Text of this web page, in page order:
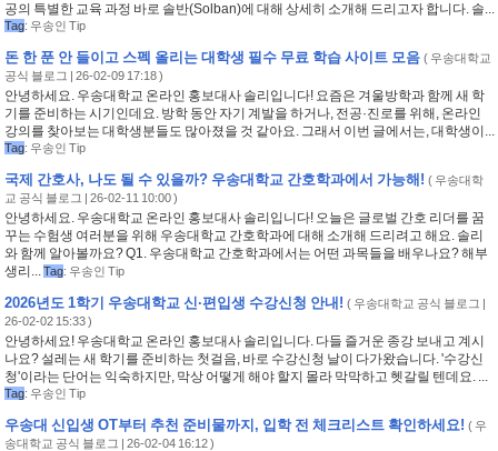
공의 특별한 교육 과정 바로 솔반(Solban)에 대해 상세히 소개해 드리고자 합니다. 솔...
Tag: 우송인 Tip
돈 한 푼 안 들이고 스펙 올리는 대학생 필수 무료 학습 사이트 모음 ( 우송대학교
공식 블로그 | 26-02-09 17:18 )
안녕하세요. 우송대학교 온라인 홍보대사 솔리입니다! 요즘은 겨울방학과 함께 새 학
기를 준비하는 시기인데요. 방학 동안 자기 계발을 하거나, 전공·진로를 위해, 온라인
강의를 찾아보는 대학생분들도 많아졌을 것 같아요. 그래서 이번 글에서는, 대학생이...
Tag: 우송인 Tip
국제 간호사, 나도 될 수 있을까? 우송대학교 간호학과에서 가능해! ( 우송대학
교 공식 블로그 | 26-02-11 10:00 )
안녕하세요. 우송대학교 온라인 홍보대사 솔리입니다! 오늘은 글로벌 간호 리더를 꿈
꾸는 수험생 여러분을 위해 우송대학교 간호학과에 대해 소개해 드리려고 해요. 솔리
와 함께 알아볼까요? Q1. 우송대학교 간호학과에서는 어떤 과목들을 배우나요? 해부
생리...Tag: 우송인 Tip
2026년도 1학기 우송대학교 신·편입생 수강신청 안내! ( 우송대학교 공식 블로그 |
26-02-02 15:33 )
안녕하세요! 우송대학교 온라인 홍보대사 솔리입니다. 다들 즐거운 종강 보내고 계시
나요? 설레는 새 학기를 준비하는 첫걸음, 바로 수강신청 날이 다가왔습니다. '수강신
청'이라는 단어는 익숙하지만, 막상 어떻게 해야 할지 몰라 막막하고 헷갈릴 텐데요. ...
Tag: 우송인 Tip
우송대 신입생 OT부터 추천 준비물까지, 입학 전 체크리스트 확인하세요! ( 우
송대학교 공식 블로그 | 26-02-04 16:12 )